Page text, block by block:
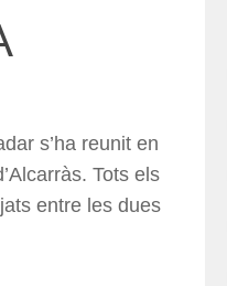
s’ha reunit en
Tots els
entre les dues